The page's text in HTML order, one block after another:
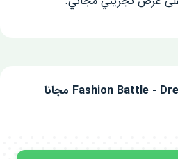
تحميل Fashion Battle - Dress to win مجانا